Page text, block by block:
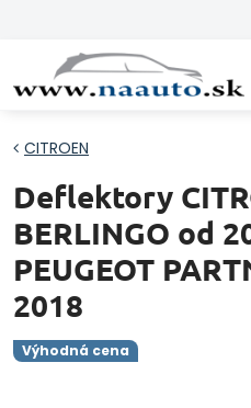
Výhodná cena
CITROEN
Deflektory
BERLINGO od
PEUGEOT
2018